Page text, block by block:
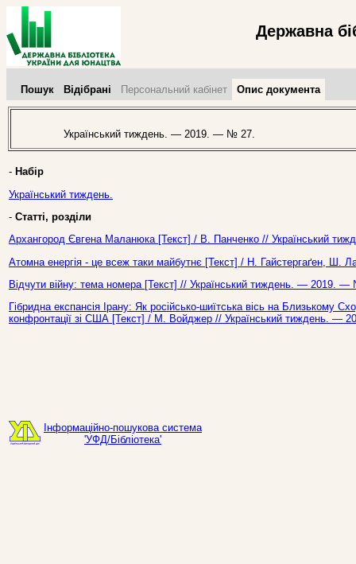
Державна
Пошук Відібрані Персональний кабінет Опис документа
Український тиждень. — 2019. — № 27.
- Набір
Український тиждень.
- Статті, розділи
Архангород Євгена Маланюка [Текст] / В. Панченко // Український
Атомна енергія - це всеж таки майбутнє [Текст] / Н. Гайстергаґен,
Відчути війну: тема номера [Текст] // Український тиждень. — 2019.
Гібридна експансія Ірану: Як російсько-шиїтська вісь на Близькому
конфронтації зі США [Текст] / М. Войджер // Український тиждень.
Інформаційно-пошукова система
'УФД/Бібліотека'